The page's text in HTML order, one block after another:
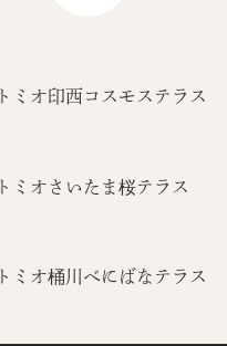
トミオ印西コスモステラス
トミオさいたま桜テラス
トミオ桶川べにばなテラス